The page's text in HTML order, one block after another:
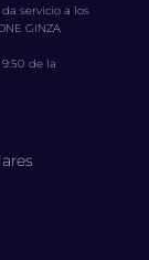
servicio a los
GINZA
de la